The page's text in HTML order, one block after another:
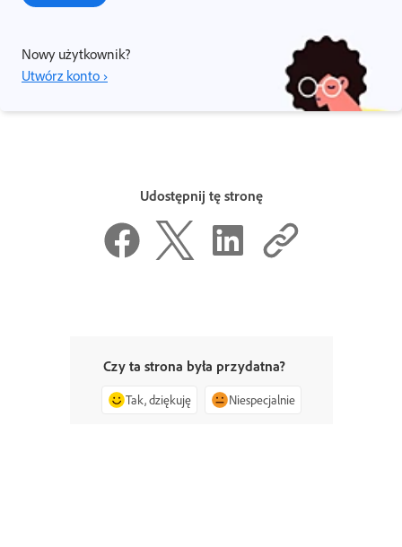
Nowy użytkownik?
Utwórz konto ›
Udostępnij tę stronę
Czy ta strona była przydatna?
Tak, dziękuję Niespecjalnie